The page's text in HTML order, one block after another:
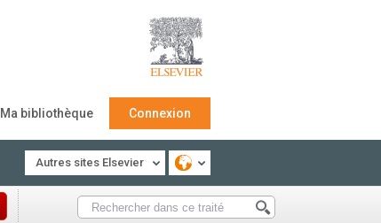
Ma bibliothèque Connexion
Autres sites Elsevier